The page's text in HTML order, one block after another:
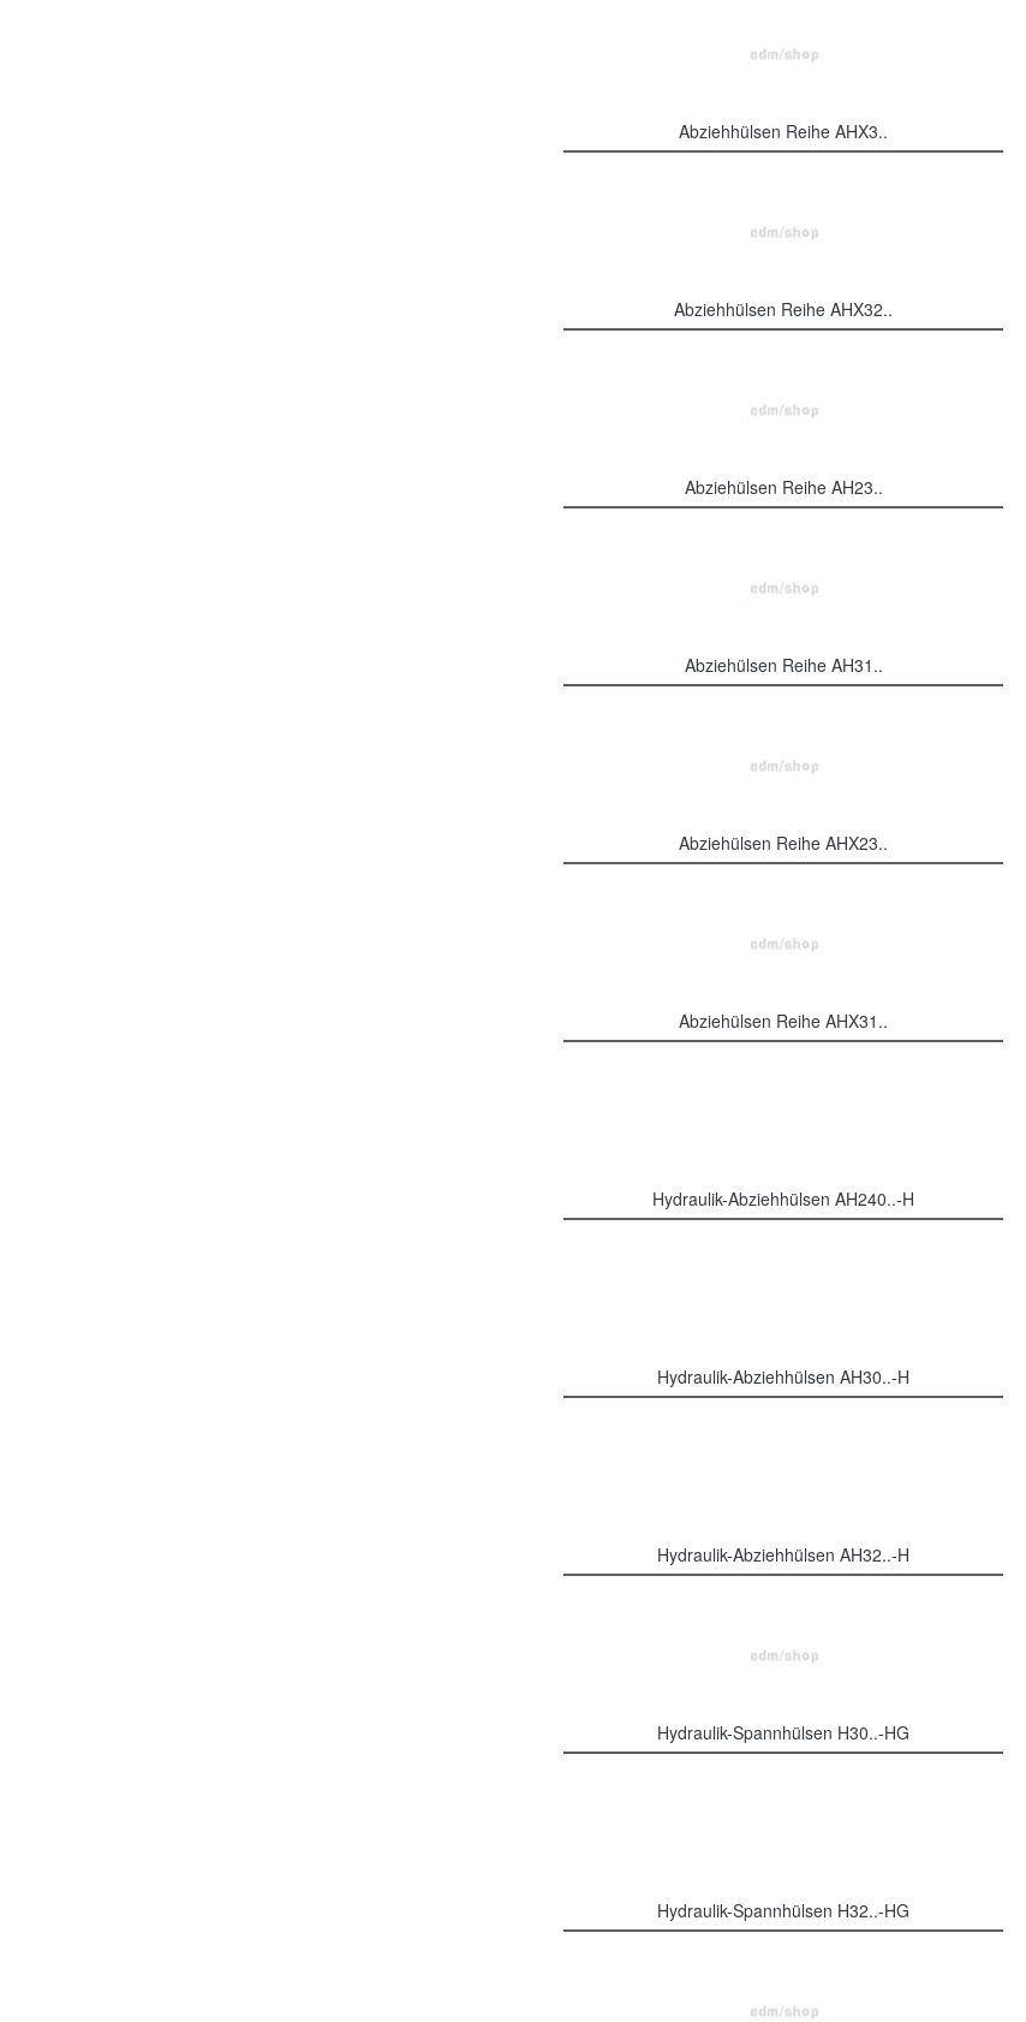
Abziehhülsen Reihe AHX3..
Abziehhülsen Reihe AHX32..
Abziehülsen Reihe AH23..
Abziehülsen Reihe AH31..
Abziehülsen Reihe AHX23..
Abziehülsen Reihe AHX31..
Hydraulik-Abziehhülsen AH240..-H
Hydraulik-Abziehhülsen AH30..-H
Hydraulik-Abziehhülsen AH32..-H
Hydraulik-Spannhülsen H30..-HG
Hydraulik-Spannhülsen H32..-HG